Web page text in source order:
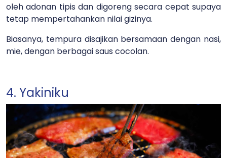
oleh adonan tipis dan digoreng secara cepat supaya
tetap mempertahankan nilai gizinya.
Biasanya, tempura disajikan bersamaan dengan nasi,
mie, dengan berbagai saus cocolan.
4. Yakiniku